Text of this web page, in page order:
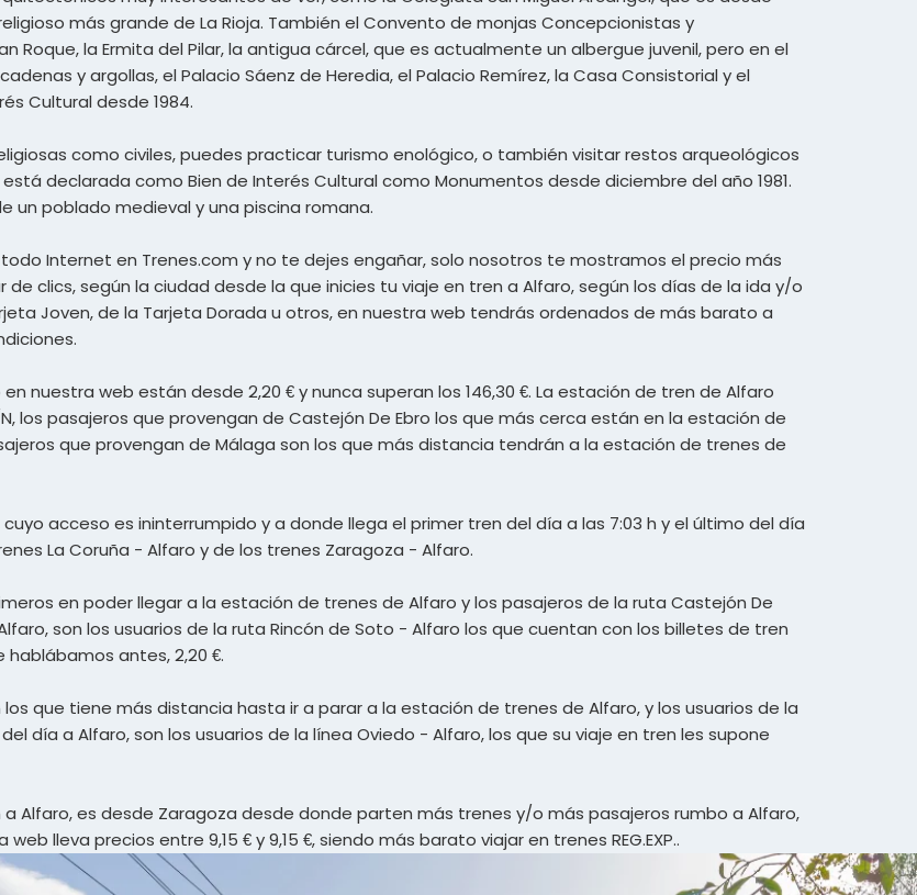
más grande de La Rioja. También el Convento de monjas Concepcionistas y
Roque, la Ermita del Pilar, la antigua cárcel, que es actualmente un albergue juvenil, pero en el
y argollas, el Palacio Sáenz de Heredia, el Palacio Remírez, la Casa Consistorial y el
Cultural desde 1984.
como civiles, puedes practicar turismo enológico, o también visitar restos arqueológicos
declarada como Bien de Interés Cultural como Monumentos desde diciembre del año 1981.
un poblado medieval y una piscina romana.
Internet en Trenes.com y no te dejes engañar, solo nosotros te mostramos el precio más
clics, según la ciudad desde la que inicies tu viaje en tren a Alfaro, según los días de la ida y/o
Joven, de la Tarjeta Dorada u otros, en nuestra web tendrás ordenados de más barato a
nuestra web están desde 2,20 € y nunca superan los 146,30 €. La estación de tren de Alfaro
los pasajeros que provengan de Castejón De Ebro los que más cerca están en la estación de
que provengan de Málaga son los que más distancia tendrán a la estación de trenes de
acceso es ininterrumpido y a donde llega el primer tren del día a las 7:03 h y el último del día
La Coruña - Alfaro y de los trenes Zaragoza - Alfaro.
en poder llegar a la estación de trenes de Alfaro y los pasajeros de la ruta Castejón De
son los usuarios de la ruta Rincón de Soto - Alfaro los que cuentan con los billetes de tren
antes, 2,20 €.
que tiene más distancia hasta ir a parar a la estación de trenes de Alfaro, y los usuarios de la
día a Alfaro, son los usuarios de la línea Oviedo - Alfaro, los que su viaje en tren les supone
Alfaro, es desde Zaragoza desde donde parten más trenes y/o más pasajeros rumbo a Alfaro,
lleva precios entre 9,15 € y 9,15 €, siendo más barato viajar en trenes REG.EXP..